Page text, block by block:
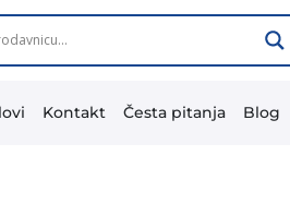
Kontakt Česta pitanja Blog